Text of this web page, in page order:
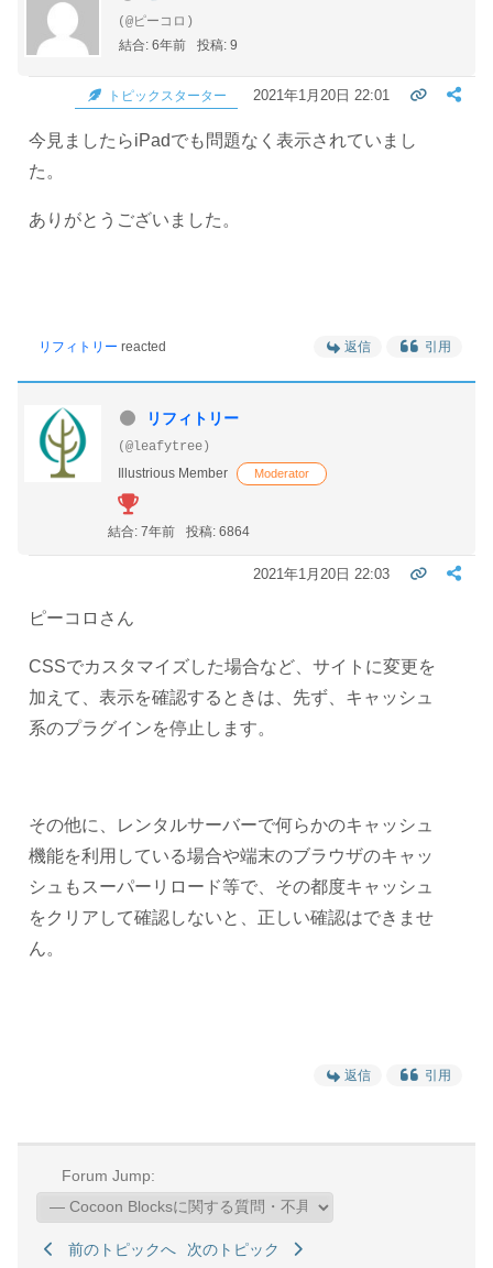
(@ピーコロ)
結合: 6年前
投稿: 9
トピックスターター 2021年1月20日 22:01
今見ましたらiPadでも問題なく表示されていまし
た。
ありがとうございました。
リフィトリー reacted 返信 引用
リフィトリー
(@leafytree)
Illustrious Member
Moderator
結合: 7年前 投稿: 6864
2021年1月20日 22:03
ピーコロさん
CSSでカスタマイズした場合など、サイトに変更を
加えて、表示を確認するときは、先ず、キャッシュ
系のプラグインを停止します。
その他に、レンタルサーバーで何らかのキャッシュ
機能を利用している場合や端末のブラウザのキャッ
シュもスーパーリロード等で、その都度キャッシュ
をクリアして確認しないと、正しい確認はできませ
ん。
返信 引用
Forum Jump:
前のトピックへ 次のトピック